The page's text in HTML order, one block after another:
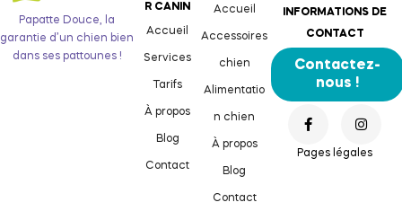
Papatte Douce, la
garantie d’un chien bien
dans ses pattounes !
R CANIN
Accueil
Services
Tarifs
À propos
Blog
Contact
Accueil
Accessoires
chien
Alimentatio
n chien
À propos
Blog
Contact
INFORMATIONS DE
CONTACT
Contactez-
nous !
Pages légales